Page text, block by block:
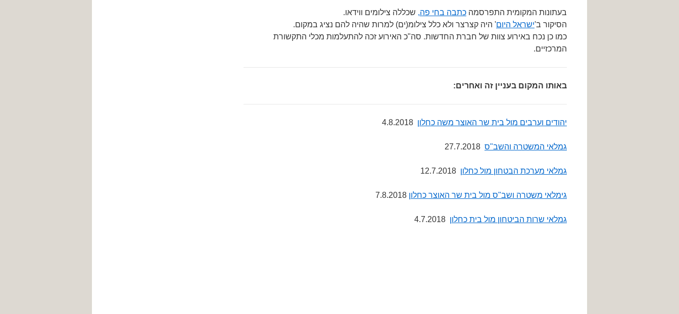
בעתונות המקומית התפרסמה כתבה בחי פה, שכללה צילומים ווידאו.
הסיקור ב'ישראל היום' היה קצרצר ולא כלל צילומ(ים) למרות שהיה להם נציג במקום.
כמו כן נכח באירוע צוות של חברת החדשות. סה"כ האירוע זכה להתעלמות מכלי התקשורת
המרכזיים.
באותו המקום בעניין זה ואחרים:
יהודים וערבים מול בית שר האוצר משה כחלון
גמלאי המשטרה והשב"ס
גמלאי מערכת הבטחון מול כחלון
גימלאי משטרה ושב"ס מול בית שר האוצר כחלון
גמלאי שרות הביטחון מול בית כחלון